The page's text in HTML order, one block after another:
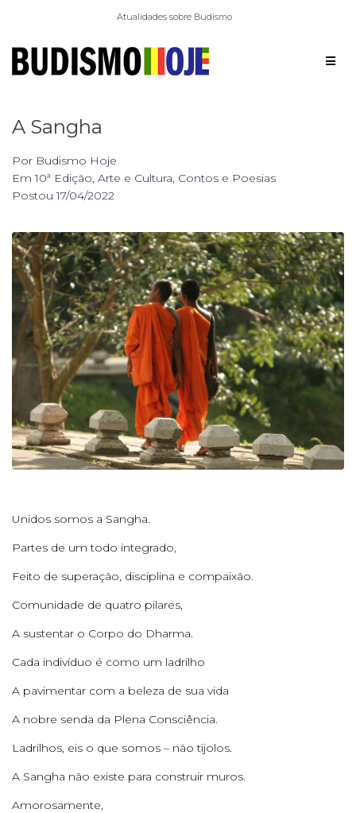
Atualidades sobre Budismo
A Sangha
Por Budismo Hoje
Em10ª Edição, Arte e Cultura, Contos e Poesias
Postou17/04/2022
Unidos somos a Sangha.
Partes de um todo integrado,
Feito de superação, disciplina e compaixão.
Comunidade de quatro pilares,
A sustentar o Corpo do Dharma.
Cada indivíduo é como um ladrilho
A pavimentar com a beleza de sua vida
A nobre senda da Plena Consciência.
Ladrilhos, eis o que somos – não tijolos.
A Sangha não existe para construir muros.
Amorosamente,